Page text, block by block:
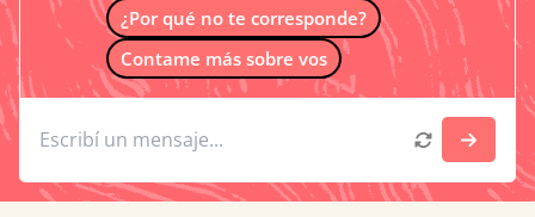
Oligarquía
Despacio Sonoro
¿Por qué no te corresponde?
Contame más sobre vos